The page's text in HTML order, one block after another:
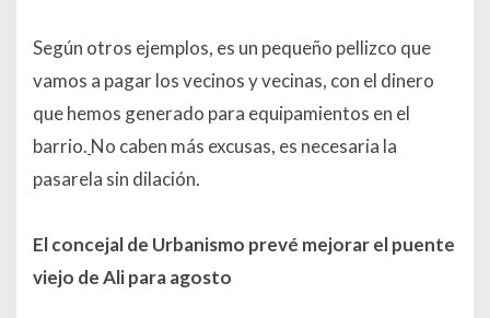
Según otros ejemplos, es un pequeño pellizco que
vamos a pagar los vecinos y vecinas, con el dinero
que hemos generado para equipamientos en el
barrio. No caben más excusas, es necesaria la
pasarela sin dilación.
El concejal de Urbanismo prevé mejorar el puente
viejo de Ali para agosto